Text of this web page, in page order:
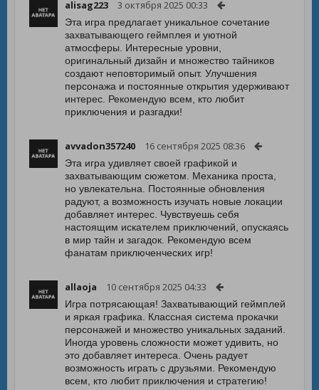
alisag223 3 октября 2025 00:33
Эта игра предлагает уникальное сочетание
захватывающего геймплея и уютной
атмосферы. Интересные уровни,
оригинальный дизайн и множество тайников
создают неповторимый опыт. Улучшения
персонажа и постоянные открытия удерживают
интерес. Рекомендую всем, кто любит
приключения и разгадки!
avvadon357240 16 сентября 2025 08:36
Эта игра удивляет своей графикой и
захватывающим сюжетом. Механика проста,
но увлекательна. Постоянные обновления
радуют, а возможность изучать новые локации
добавляет интерес. Чувствуешь себя
настоящим искателем приключений, опускаясь
в мир тайн и загадок. Рекомендую всем
фанатам приключенческих игр!
allaoja 10 сентября 2025 04:33
Игра потрясающая! Захватывающий геймплей
и яркая графика. Классная система прокачки
персонажей и множество уникальных заданий.
Иногда уровень сложности может удивить, но
это добавляет интереса. Очень радует
возможность играть с друзьями. Рекомендую
всем, кто любит приключения и стратегию!